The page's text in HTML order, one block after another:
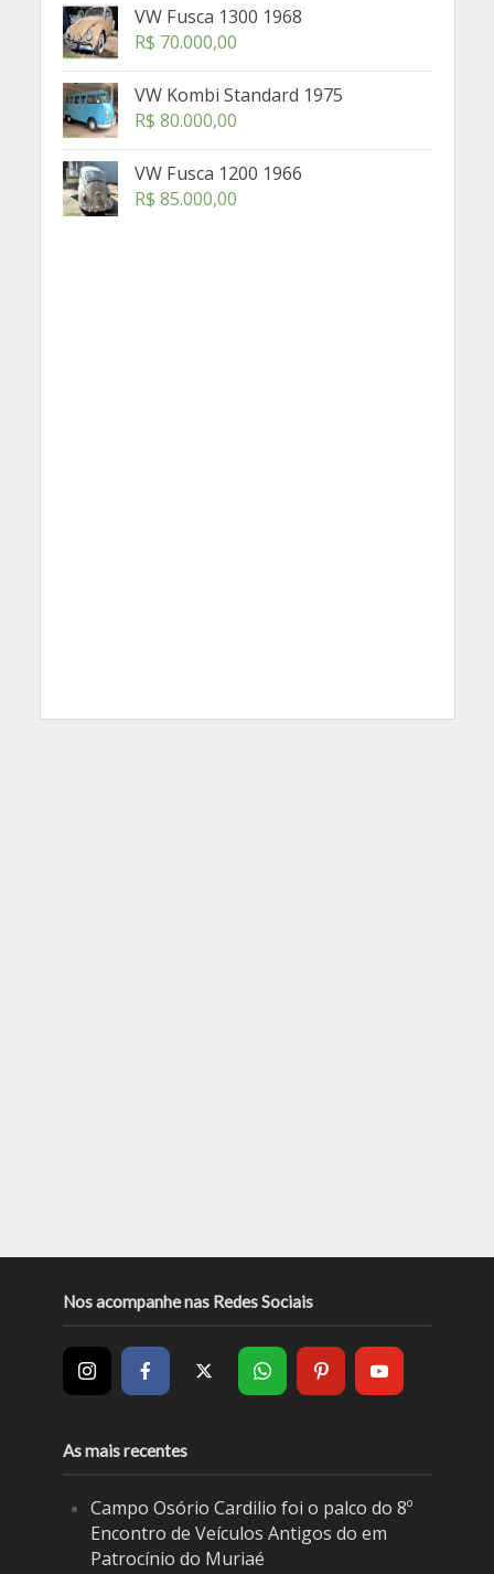
VW Fusca 1300 1968
R$ 70.000,00
VW Kombi Standard 1975
R$ 80.000,00
VW Fusca 1200 1966
R$ 85.000,00
Nos acompanhe nas Redes Sociais
As mais recentes
Campo Osório Cardilio foi o palco do 8º
Encontro de Veículos Antigos do em
Patrocínio do Muriaé